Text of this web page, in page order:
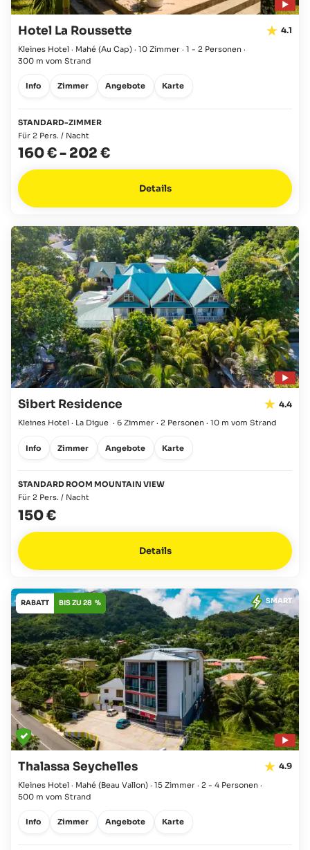
Hotel La Roussette 4.1
Kleines Hotel · Mahé (Au Cap) · 10 Zimmer · 1 - 2 Personen ·
300 m vom Strand
Info Zimmer Angebote Karte
STANDARD-ZIMMER
Für 2 Pers. / Nacht
160 €- 202 €
Details
Sibert Residence 4.4
Kleines Hotel · La Digue · 6 Zimmer · 2 Personen · 10 m vom Strand
Info Zimmer Angebote Karte
STANDARD ROOM MOUNTAIN VIEW
Für 2 Pers. / Nacht
150 €
Details
RABATT BIS ZU 28 % SMART
Thalassa Seychelles 4.9
Kleines Hotel · Mahé (Beau Vallon) · 15 Zimmer · 2 - 4 Personen ·
500 m vom Strand
Info Zimmer Angebote Karte